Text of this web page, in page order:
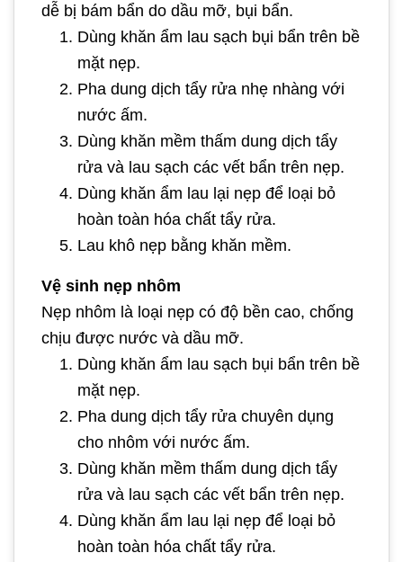
dễ bị bám bẩn do dầu mỡ, bụi bẩn.
Dùng khăn ẩm lau sạch bụi bẩn trên bề
mặt nẹp.
Pha dung dịch tẩy rửa nhẹ nhàng với
nước ấm.
Dùng khăn mềm thấm dung dịch tẩy
rửa và lau sạch các vết bẩn trên nẹp.
Dùng khăn ẩm lau lại nẹp để loại bỏ
hoàn toàn hóa chất tẩy rửa.
Lau khô nẹp bằng khăn mềm.
Vệ sinh nẹp nhôm
Nẹp nhôm là loại nẹp có độ bền cao, chống
chịu được nước và dầu mỡ.
Dùng khăn ẩm lau sạch bụi bẩn trên bề
mặt nẹp.
Pha dung dịch tẩy rửa chuyên dụng
cho nhôm với nước ấm.
Dùng khăn mềm thấm dung dịch tẩy
rửa và lau sạch các vết bẩn trên nẹp.
Dùng khăn ẩm lau lại nẹp để loại bỏ
hoàn toàn hóa chất tẩy rửa.